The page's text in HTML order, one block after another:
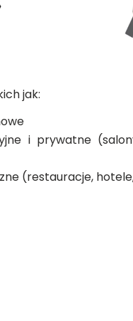
jak:
i prywatne
(restauracje,